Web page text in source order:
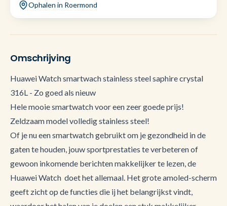
Ophalen in Roermond
Omschrijving
Huawei Watch smartwach stainless steel saphire crystal
316L - Zo goed als nieuw
Hele mooie smartwatch voor een zeer goede prijs!
Zeldzaam model volledig stainless steel!
Of je nu een smartwatch gebruikt om je gezondheid in de
gaten te houden, jouw sportprestaties te verbeteren of
gewoon inkomende berichten makkelijker te lezen, de
Huawei Watch doet het allemaal. Het grote amoled-scherm
geeft zicht op de functies die ij het belangrijkst vindt,